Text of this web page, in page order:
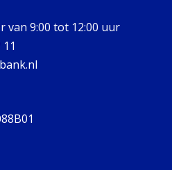
van 9:00 tot 12:00 uur